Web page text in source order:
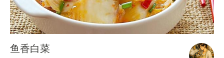
鱼香白菜